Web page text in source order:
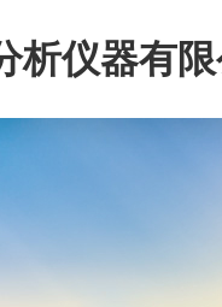
析仪器有